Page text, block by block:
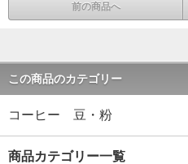
前の商品へ
この商品のカテゴリー
コーヒー 豆・粉
商品カテゴリー一覧